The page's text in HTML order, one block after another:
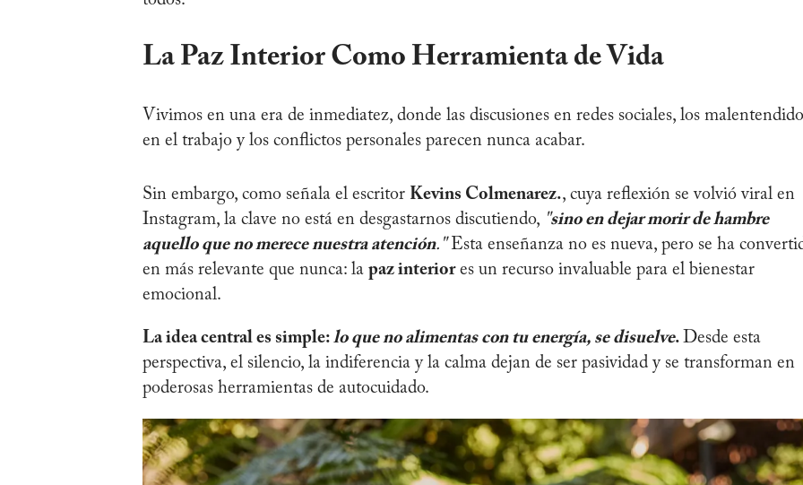
La Paz Interior Como Herramienta de Vida
Vivimos en una era de inmediatez, donde las discusiones en redes sociales, los
en el trabajo y los conflictos personales parecen nunca acabar.
Sin embargo, como señala el escritor Kevins Colmenarez., cuya reflexión se volvió viral en
Instagram, la clave no está en desgastarnos discutiendo, "sino en dejar morir de hambre
aquello que no merece nuestra atención."Esta enseñanza no es nueva, pero se ha
en más relevante que nunca: la paz interiores un recurso invaluable para el bienestar
emocional.
La idea central es simple: lo que no alimentas con tu energía, se disuelve. Desde esta
perspectiva, el silencio, la indiferencia y la calma dejan de ser pasividad y se transforman en
poderosas herramientas de autocuidado.